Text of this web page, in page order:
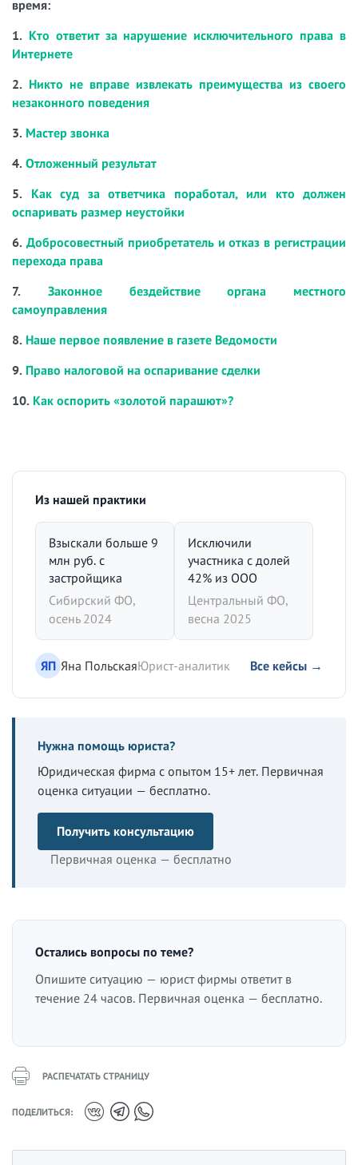
время:
1. Кто ответит за нарушение исключительного права в
Интернете
2. Никто не вправе извлекать преимущества из своего
незаконного поведения
3. Мастер звонка
4. Отложенный результат
5. Как суд за ответчика поработал, или кто должен
оспаривать размер неустойки
6. Добросовестный приобретатель и отказ в регистрации
перехода права
7. Законное бездействие органа местного
самоуправления
8. Наше первое появление в газете Ведомости
9. Право налоговой на оспаривание сделки
10. Как оспорить «золотой парашют»?
Из нашей практики
Взыскали больше 9
млн руб. с
застройщика
Сибирский ФО,
осень 2024
Исключили
участника с долей
42% из ООО
Центральный ФО,
весна 2025
ЯП Яна ПольскаяЮрист-аналитик Все кейсы →
Нужна помощь юриста?
Юридическая фирма с опытом 15+ лет. Первичная
оценка ситуации — бесплатно.
Получить консультацию
Первичная оценка — бесплатно
Остались вопросы по теме?
Опишите ситуацию — юрист фирмы ответит в
течение 24 часов. Первичная оценка — бесплатно.
РАСПЕЧАТАТЬ СТРАНИЦУ
ПОДЕЛИТЬСЯ: